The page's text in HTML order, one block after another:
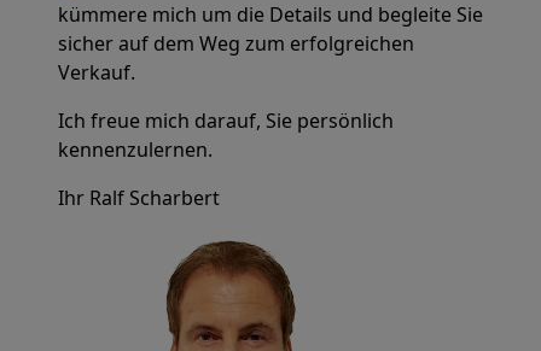
kümmere mich um die Details und begleite Sie
sicher auf dem Weg zum erfolgreichen
Verkauf.
Ich freue mich darauf, Sie persönlich
kennenzulernen.
Ihr Ralf Scharbert